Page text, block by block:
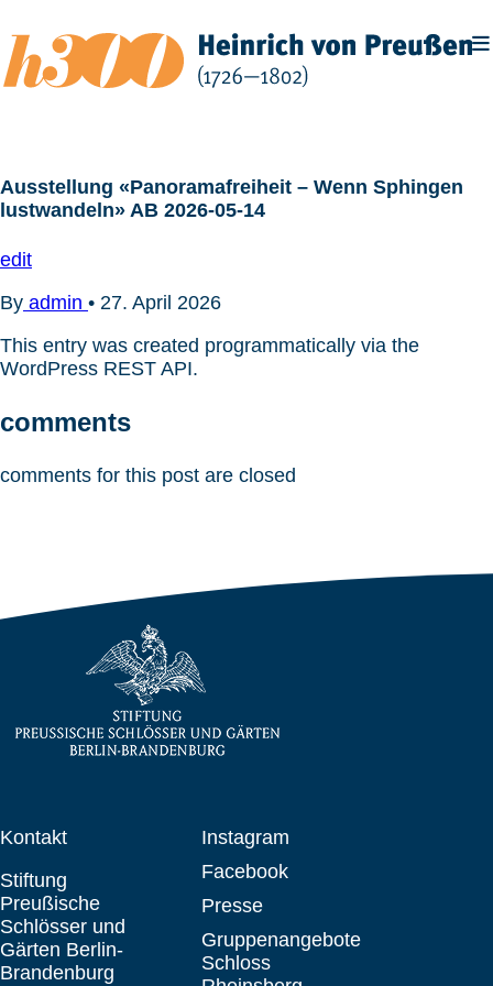
Inhalt
springen
Ausstellung «Panoramafreiheit – Wenn Sphingen
lustwandeln» AB 2026-05-14
edit
By admin • 27. April 2026
This entry was created programmatically via the
WordPress REST API.
comments
comments for this post are closed
Kontakt
Stiftung
Preußische
Schlösser und
Gärten Berlin-
Brandenburg
Instagram
Facebook
Presse
Gruppenangebote
Schloss